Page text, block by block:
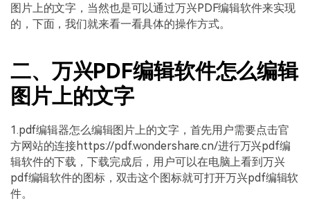
图片上的文字，当然也是可以通过万兴PDF编辑软件来实现
的，下面，我们就来看一看具体的操作方式。
二、万兴PDF编辑软件怎么编辑
图片上的文字
1.pdf编辑器怎么编辑图片上的文字，首先用户需要点击官
方网站的连接https://pdf.wondershare.cn/进行万兴pdf编
辑软件的下载，下载完成后，用户可以在电脑上看到万兴
pdf编辑软件的图标，双击这个图标就可打开万兴pdf编辑软
件。